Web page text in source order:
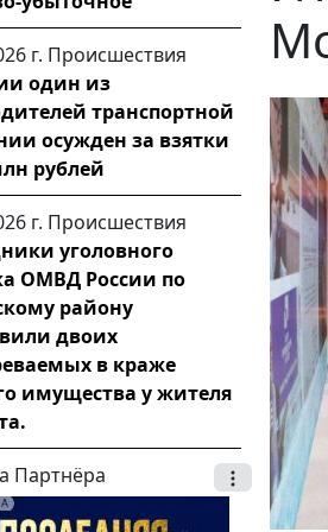
г. Происшествия
один из
транспортной
осужден за взятки
рублей
г. Происшествия
уголовного
ОМВД России по
району
двоих
в краже
имущества у жителя
Партнёра